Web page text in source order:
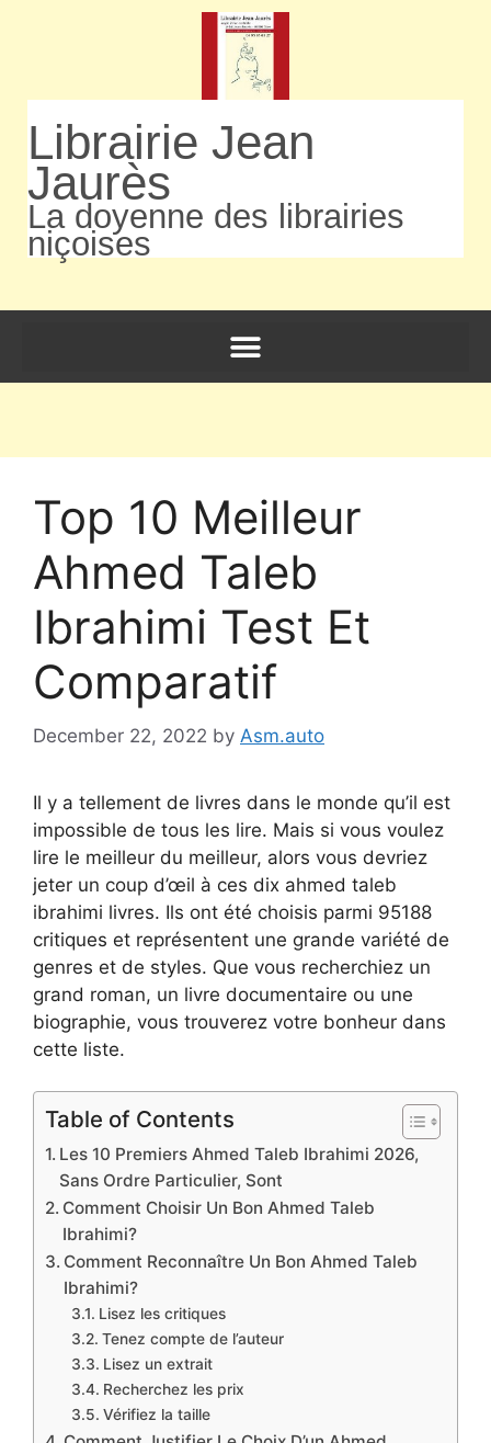
Librairie Jean
Jaurès
La doyenne des librairies
niçoises
Top 10 Meilleur
Ahmed Taleb
Ibrahimi Test Et
Comparatif
December 22, 2022 by Asm.auto
Il y a tellement de livres dans le monde qu’il est
impossible de tous les lire. Mais si vous voulez
lire le meilleur du meilleur, alors vous devriez
jeter un coup d’œil à ces dix ahmed taleb
ibrahimi livres. Ils ont été choisis parmi 95188
critiques et représentent une grande variété de
genres et de styles. Que vous recherchiez un
grand roman, un livre documentaire ou une
biographie, vous trouverez votre bonheur dans
cette liste.
Table of Contents
Les 10 Premiers Ahmed Taleb Ibrahimi 2026,
Sans Ordre Particulier, Sont
Comment Choisir Un Bon Ahmed Taleb
Ibrahimi?
Comment Reconnaître Un Bon Ahmed Taleb
Ibrahimi?
Lisez les critiques
Tenez compte de l’auteur
Lisez un extrait
Recherchez les prix
Vérifiez la taille